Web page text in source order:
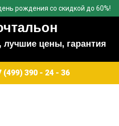
рождения со скидкой до 60%!
лучшие цены, гарантия
(499) 390 - 24 - 36